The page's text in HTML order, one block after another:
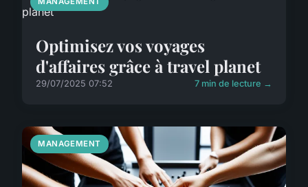
Optimisez vos voyages
d'affaires grâce à travel planet
29/07/2025 07:52 7 min de lecture →
MANAGEMENT